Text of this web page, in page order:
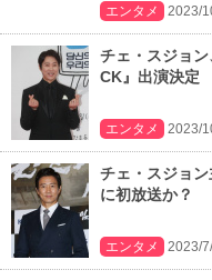
エンタメ 2023/
チェ・スジョ
CK』出演決定
エンタメ 2023/
チェ・スジョ
に初放送か？
エンタメ 2023/